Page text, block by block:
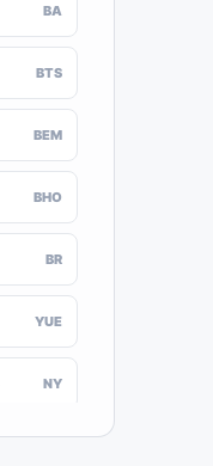
BA
BTS
BEM
BHO
BR
YUE
NY